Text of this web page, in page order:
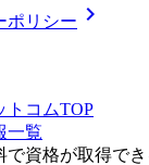
ポリシー 
トコムTOP
一覧
で資格が取得で